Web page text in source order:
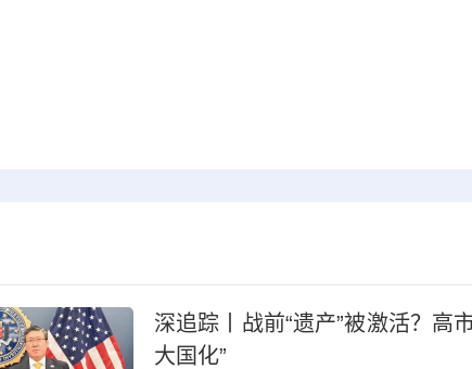
深追踪丨战前“遗产”被激活？高
大国化”